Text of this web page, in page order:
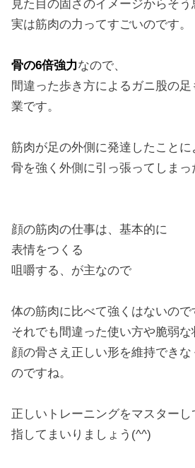
見た目の固さのイメージからそう
実は筋肉の力ってすごいのです。
骨の6倍強力なので、
間違った歩き方によるガニ股の
業です。
筋肉が足の外側に発達したことに
骨を強く外側に引っ張ってしまっ
顔の筋肉の仕事は、基本的に
表情をつくる
咀嚼する、が主なので
体の筋肉に比べて強くはないので
それでも間違った使い方や脆弱な
顔の骨さえ正しい形を維持でき
のですね。
正しいトレーニングをマスターし
指してまいりましょう(^^)